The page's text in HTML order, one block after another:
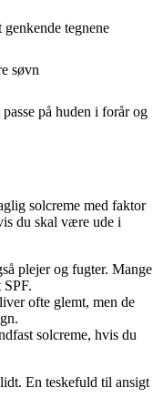
tegnene
søvn
på huden i forår og
solcreme med faktor
du skal være ude i
plejer og fugter. Mange
ofte glemt, men de
solcreme, hvis du
En teskefuld til ansigt